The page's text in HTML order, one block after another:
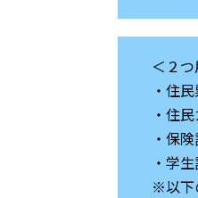
＜２
・住
・住
・保
・学
※以下